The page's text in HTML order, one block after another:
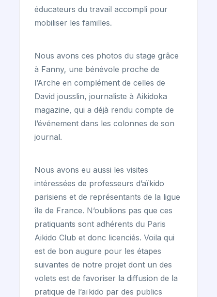
éducateurs du travail accompli pour
mobiliser les familles.
Nous avons ces photos du stage grâce
à Fanny, une bénévole proche de
l’Arche en complément de celles de
David jousslin, journaliste à Aikidoka
magazine, qui a déjà rendu compte de
l’événement dans les colonnes de son
journal.
Nous avons eu aussi les visites
intéressées de professeurs d’aïkido
parisiens et de représentants de la ligue
île de France. N’oublions pas que ces
pratiquants sont adhérents du Paris
Aikido Club et donc licenciés. Voila qui
est de bon augure pour les étapes
suivantes de notre projet dont un des
volets est de favoriser la diffusion de la
pratique de l’aïkido par des publics